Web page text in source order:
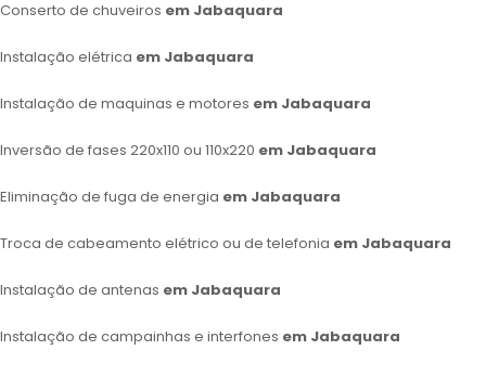
Conserto de chuveiros em Jabaquara
Instalação elétrica em Jabaquara
Instalação de maquinas e motores em Jabaquara
Inversão de fases 220x110 ou 110x220 em Jabaquara
Eliminação de fuga de energia em Jabaquara
Troca de cabeamento elétrico ou de telefonia em Jabaquara
Instalação de antenas em Jabaquara
Instalação de campainhas e interfones em Jabaquara